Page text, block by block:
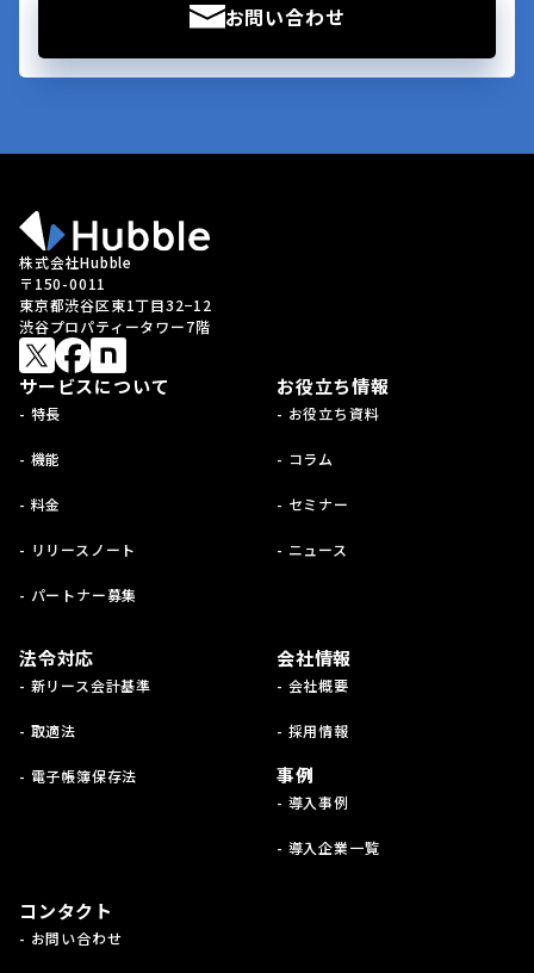
お問い合わせ
株式会社Hubble
〒150-0011
東京都渋谷区東1丁目32−12
渋谷プロパティータワー7階
サービスについて
- 特長
- 機能
- 料金
- リリースノート
- パートナー募集
お役立ち情報
- お役立ち資料
- コラム
- セミナー
- ニュース
法令対応
- 新リース会計基準
- 取適法
- 電子帳簿保存法
会社情報
- 会社概要
- 採用情報
事例
- 導入事例
- 導入企業一覧
コンタクト
- お問い合わせ